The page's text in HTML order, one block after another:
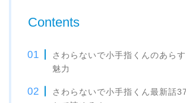
Contents
さわらないで小手指くんのあら
魅力
さわらないで小手指くん最新話